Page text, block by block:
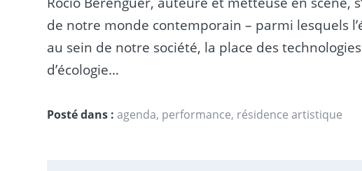
de notre monde contemporain – parmi lesquels
au sein de notre société, la place des
d’écologie…
Posté dans : agenda, performance, résidence artistique